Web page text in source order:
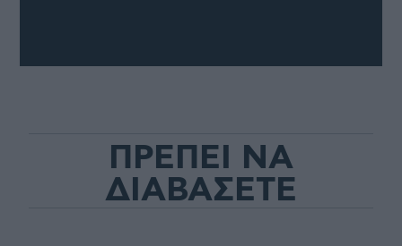
ΠΡΕΠΕΙ ΝΑ
ΔΙΑΒΑΣΕΤΕ